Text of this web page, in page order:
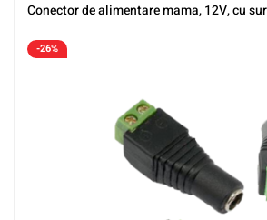
Conector de alimentare mama, 12V, cu
-26%